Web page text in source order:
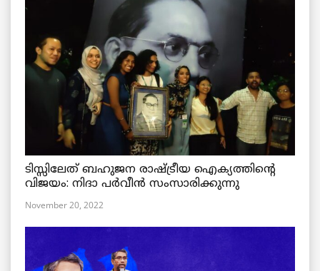
ടിസ്സിലേത് ബഹുജന രാഷ്ട്രീയ ഐക്യത്തിന്റെ
വിജയം: നിദാ പർവീൻ സംസാരിക്കുന്നു
November 20, 2022